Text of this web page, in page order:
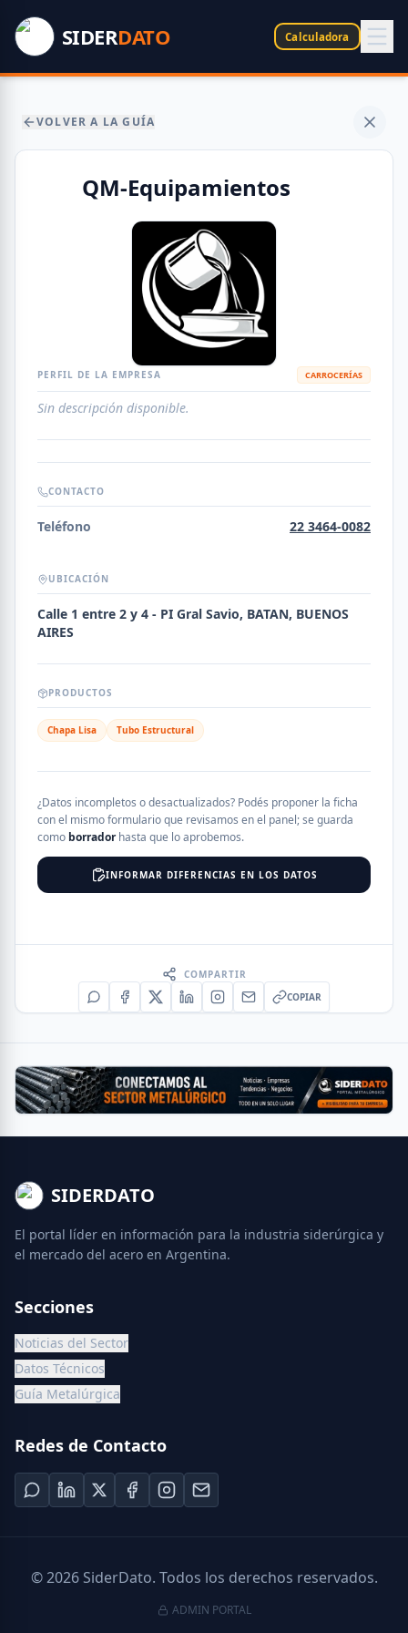
SIDERDATO Calculadora
VOLVER A LA GUÍA
QM-Equipamientos
PERFIL DE LA EMPRESA CARROCERÍAS
Sin descripción disponible.
CONTACTO
Teléfono 22 3464-0082
UBICACIÓN
Calle 1 entre 2 y 4 - PI Gral Savio, BATAN, BUENOS
AIRES
PRODUCTOS
Chapa Lisa Tubo Estructural
¿Datos incompletos o desactualizados? Podés proponer la ficha
con el mismo formulario que revisamos en el panel; se guarda
como borradorhasta que lo aprobemos.
INFORMAR DIFERENCIAS EN LOS DATOS
COMPARTIR
COPIAR
SIDERDATO
El portal líder en información para la industria siderúrgica y
el mercado del acero en Argentina.
Secciones
Noticias del Sector
Datos Técnicos
Guía Metalúrgica
Redes de Contacto
©2026SiderDato. Todos los derechos reservados.
ADMIN PORTAL